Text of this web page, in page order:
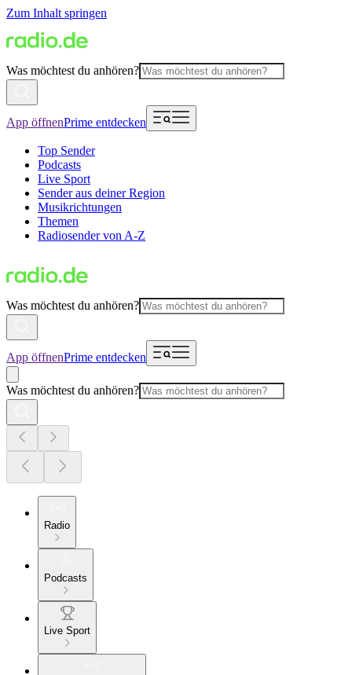
Zum Inhalt springen
Was möchtest du anhören?
App öffnenPrime entdecken
Top Sender
Podcasts
Live Sport
Sender aus deiner Region
Musikrichtungen
Themen
Radiosender von A-Z
Was möchtest du anhören?
App öffnenPrime entdecken
Was möchtest du anhören?
Radio
Podcasts
Live Sport